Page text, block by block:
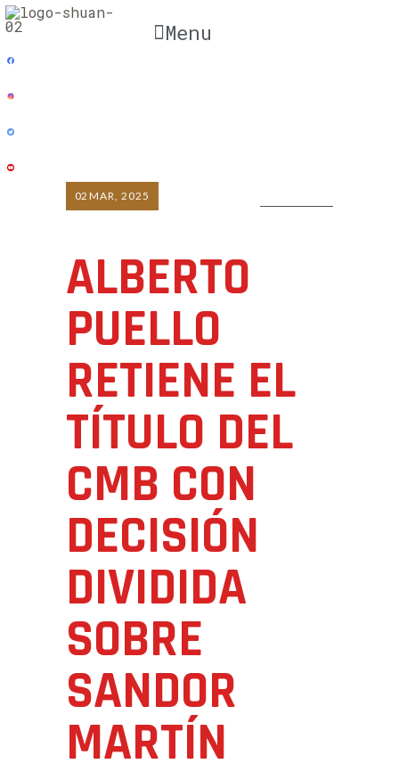
Menu
02 MAR, 2025
ALBERTO
PUELLO
RETIENE EL
TÍTULO DEL
CMB CON
DECISIÓN
DIVIDIDA
SOBRE
SANDOR
MARTÍN